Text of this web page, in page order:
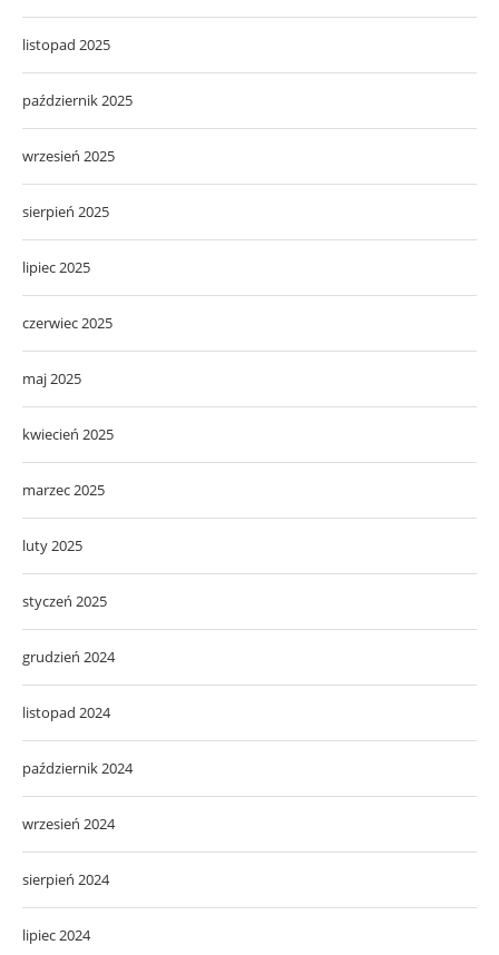
listopad 2025
październik 2025
wrzesień 2025
sierpień 2025
lipiec 2025
czerwiec 2025
maj 2025
kwiecień 2025
marzec 2025
luty 2025
styczeń 2025
grudzień 2024
listopad 2024
październik 2024
wrzesień 2024
sierpień 2024
lipiec 2024